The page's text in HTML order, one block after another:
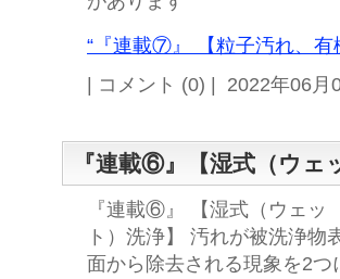
“『連載⑦』 【粒子汚れ、有
| コメント (0) | 2022年06月
『連載⑥』【湿式（ウェ
『連載⑥』 【湿式（ウェッ
ト）洗浄】 汚れが被洗浄物
面から除去される現象を2つ